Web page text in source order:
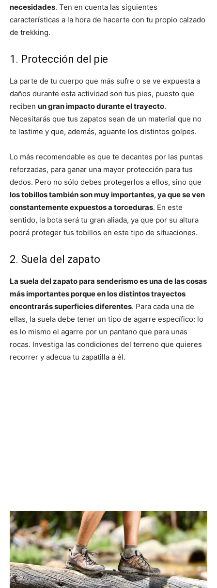
necesidades. Ten en cuenta las siguientes
características a la hora de hacerte con tu propio calzado
de trekking.
1. Protección del pie
La parte de tu cuerpo que más sufre o se ve expuesta a
daños durante esta actividad son tus pies, puesto que
reciben un gran impacto durante el trayecto.
Necesitarás que tus zapatos sean de un material que no
te lastime y que, además, aguante los distintos golpes.
Lo más recomendable es que te decantes por las puntas
reforzadas, para ganar una mayor protección para tus
dedos. Pero no sólo debes protegerlos a ellos, sino que
los tobillos también son muy importantes, ya que se ven
constantemente expuestos a torceduras. En este
sentido, la bota será tu gran aliada, ya que por su altura
podrá proteger tus tobillos en este tipo de situaciones.
2. Suela del zapato
La suela del zapato para senderismo es una de las cosas
más importantes porque en los distintos trayectos
encontrarás superficies diferentes. Para cada una de
ellas, la suela debe tener un tipo de agarre específico: lo
es lo mismo el agarre por un pantano que para unas
rocas. Investiga las condiciones del terreno que quieres
recorrer y adecua tu zapatilla a él.